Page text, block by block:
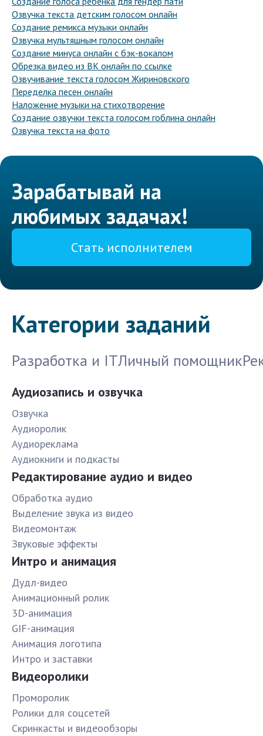
Озвучка текста детским голосом онлайн
Создание ремикса музыки онлайн
Озвучка мультяшным голосом онлайн
Создание минуса онлайн с бэк-вокалом
Обрезка видео из ВК онлайн по ссылке
Озвучивание текста голосом Жириновского
Переделка песен онлайн
Наложение музыки на стихотворение
Создание озвучки текста голосом гоблина онлайн
Озвучка текста на фото
Зарабатывай на
любимых задачах!
Стать исполнителем
Категории заданий
Разработка и ITЛичный помощник
Аудиозапись и озвучка
Озвучка
Аудиоролик
Аудиореклама
Аудиокниги и подкасты
Редактирование аудио и видео
Обработка аудио
Выделение звука из видео
Видеомонтаж
Звуковые эффекты
Интро и анимация
Дудл-видео
Анимационный ролик
3D-анимация
GIF-анимация
Анимация логотипа
Интро и заставки
Видеоролики
Проморолик
Ролики для соцсетей
Скринкасты и видеообзоры